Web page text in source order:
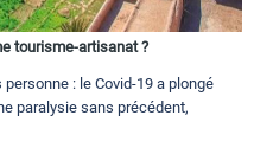
tourisme-artisanat ?
: le Covid-19 a plongé
paralysie sans précédent,